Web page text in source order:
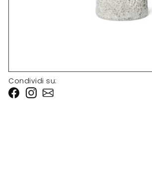
Condividi su: